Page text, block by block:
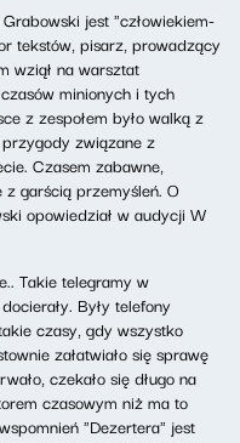
jest "człowiekiem-
tekstów, pisarz, prowadzący
wziął na warsztat
minionych i tych
z zespołem było walką z
związane z
Czasem zabawne,
garścią przemyśleń. O
opowiedział w audycji W
Takie telegramy w
Były telefony
czasy, gdy wszystko
załatwiało się sprawę
czekało się długo na
czasowym niż ma to
"Dezertera" jest